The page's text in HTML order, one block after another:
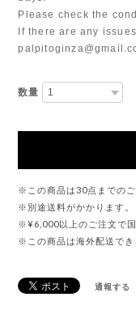
Please check the
If there are any
数量
※この商品は30点までのご
※別途送料がかかります。
※¥6,000以上のご注文で国
※この商品は海外配送でき
通報する